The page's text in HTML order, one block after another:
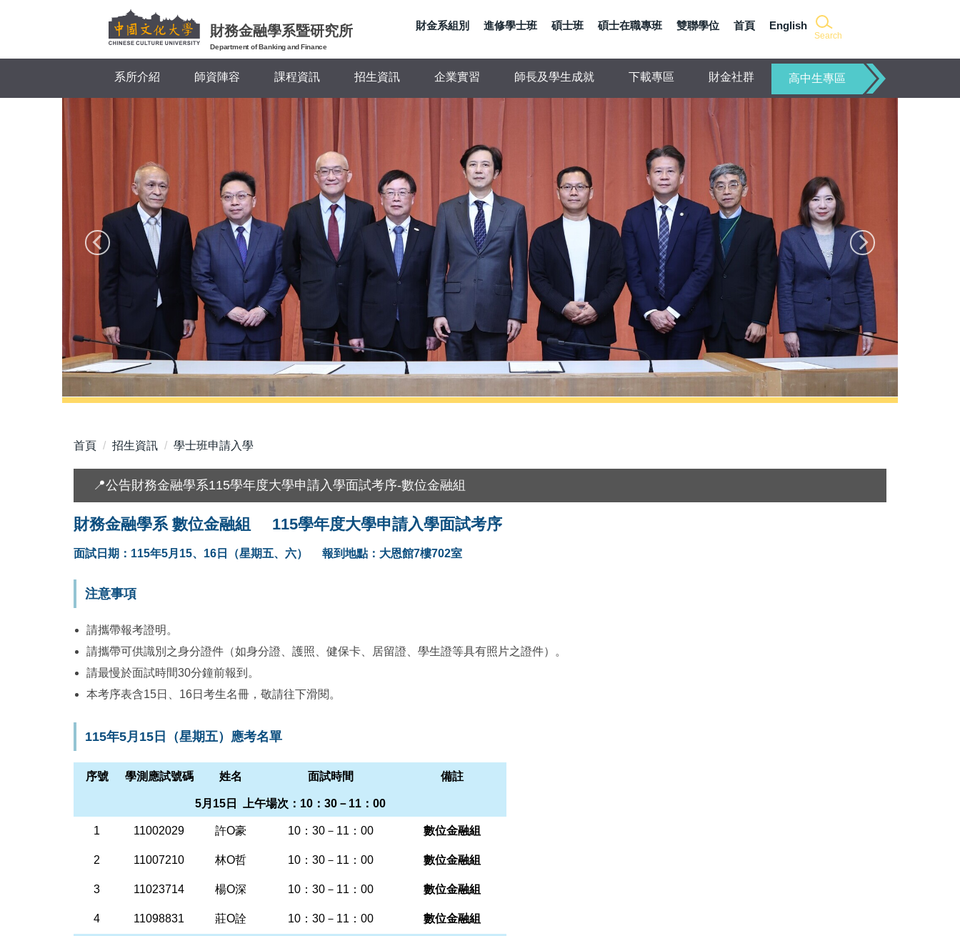
要
容
財務金融學系暨研究所
Department of Banking and Finance
Search
財金系組別 進修學士班 碩士班 碩士在職專班 雙聯學位 首頁 English
系所介紹 師資陣容 課程資訊 招生資訊 企業實習 師長及學生成就 下載專區 財金社群 高中生專區
首頁 招生資訊 學士班申請入學
📍公告財務金融學系115學年度大學申請入學面試考序-數位金融組
財務金融學系 數位金融組 115學年度大學申請入學面試考序
面試日期：115年5月15、16日（星期五、六） 報到地點：大恩館7樓702室
注意事項
請攜帶報考證明。
請攜帶可供識別之身分證件（如身分證、護照、健保卡、居留證、學生證等具有照片之證件）。
請最慢於面試時間30分鐘前報到。
本考序表含15日、16日考生名冊，敬請往下滑閱。
115年5月15日（星期五）應考名單
序號 學測應試號碼 姓名 面試時間 備註
5月15日 上午場次：10：30－11：00
1 11002029 許O豪 10：30－11：00 數位金融組
2 11007210 林O哲 10：30－11：00 數位金融組
3 11023714 楊O深 10：30－11：00 數位金融組
4 11098831 莊O詮 10：30－11：00 數位金融組